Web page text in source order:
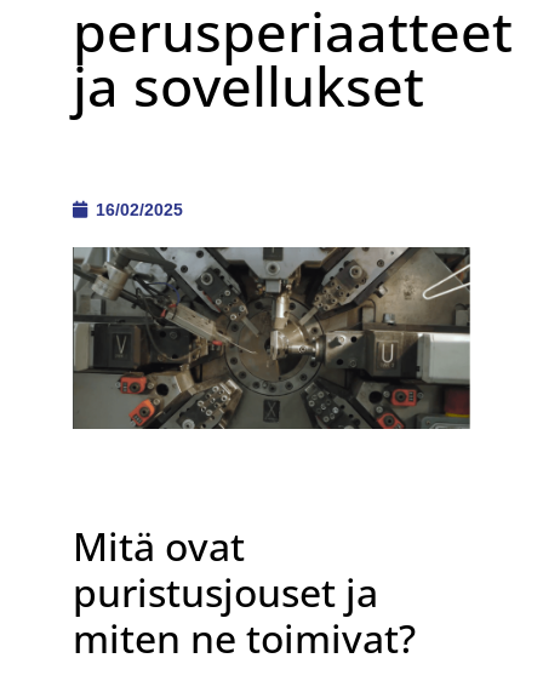
perusperiaatteet
ja sovellukset
16/02/2025
Mitä ovat
puristusjouset ja
miten ne toimivat?